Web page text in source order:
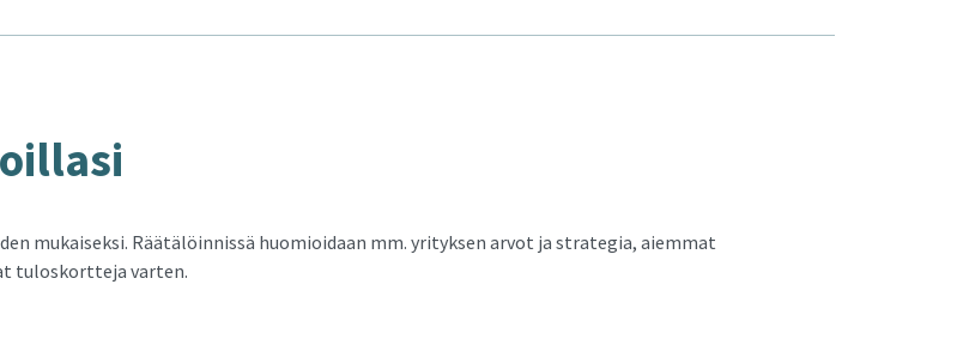
mukaiseksi. Räätälöinnissä huomioidaan mm. yrityksen arvot ja strategia, aiemmat
tuloskortteja varten.